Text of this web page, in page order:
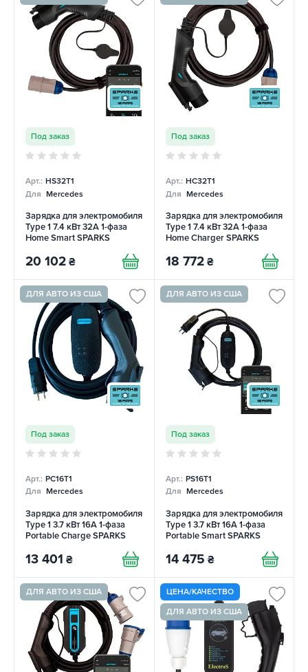
Под заказ
Арт.: HS32T1
Для Mercedes
Зарядка для электромобиля
Type 1 7.4 кВт 32А 1-фаза
Home Smart SPARKS
20 102 ₴
Под заказ
Арт.: HC32T1
Для Mercedes
Зарядка для электромобиля
Type 1 7.4 кВт 32А 1-фаза
Home Charger SPARKS
18 772 ₴
ДЛЯ АВТО ИЗ США
Под заказ
Арт.: PC16T1
Для Mercedes
Зарядка для электромобиля
Type 1 3.7 кВт 16А 1-фаза
Portable Charge SPARKS
13 401 ₴
ДЛЯ АВТО ИЗ США
Под заказ
Арт.: PS16T1
Для Mercedes
Зарядка для электромобиля
Type 1 3.7 кВт 16А 1-фаза
Portable Smart SPARKS
14 475 ₴
ДЛЯ АВТО ИЗ США ЦЕНА/КАЧЕСТВО
ДЛЯ АВТО ИЗ США